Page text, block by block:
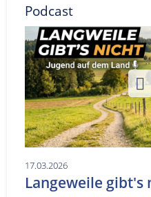
Podcast
17.03.2026
Langeweile gibt's